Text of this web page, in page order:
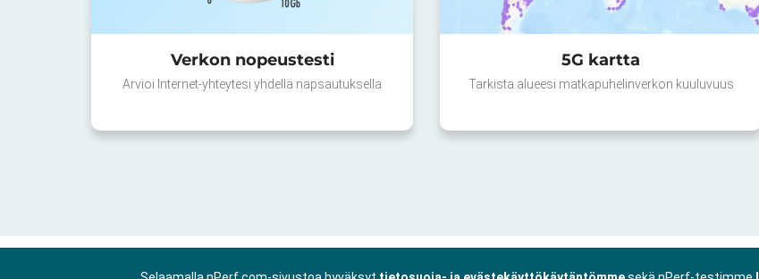
Verkon nopeustesti
Arvioi Internet-yhteytesi yhdellä napsautuksella
5G kartta
Tarkista alueesi matkapuhelinverkon kuuluvuus